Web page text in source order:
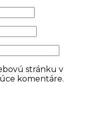
stránku v
komentáre.